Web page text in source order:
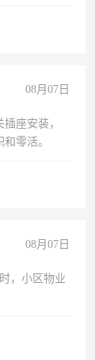
08月07日
座安装，
零活。
08月07日
，小区物业